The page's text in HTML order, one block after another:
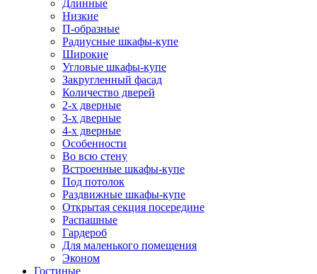
Длинные
Низкие
П-образные
Радиусные шкафы-купе
Широкие
Угловые шкафы-купе
Закругленный фасад
Количество дверей
2-х дверные
3-х дверные
4-х дверные
Особенности
Во всю стену
Встроенные шкафы-купе
Под потолок
Раздвижные шкафы-купе
Открытая секция посередине
Распашные
Гардероб
Для маленького помещения
Эконом
Гостиные